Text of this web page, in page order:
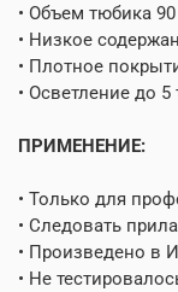
• Объем тюбика
• Низкое
• Плотное
• Осветление до 5
ПРИМЕНЕНИЕ:
• Только для
• Следовать
• Произведено в
• Не